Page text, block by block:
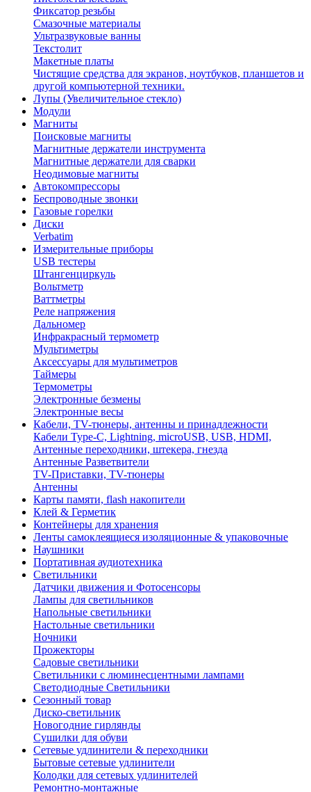
Фиксатор резьбы
Смазочные материалы
Ультразвуковые ванны
Текстолит
Макетные платы
Чистящие средства для экранов, ноутбуков, планшетов и
другой компьютерной техники.
Лупы (Увеличительное стекло)
Модули
Магниты
Поисковые магниты
Магнитные держатели инструмента
Магнитные держатели для сварки
Неодимовые магниты
Автокомпрессоры
Беспроводные звонки
Газовые горелки
Диски
Verbatim
Измерительные приборы
USB тестеры
Штангенциркуль
Вольтметр
Ваттметры
Реле напряжения
Дальномер
Инфракрасный термометр
Мультиметры
Аксессуары для мультиметров
Таймеры
Термометры
Электронные безмены
Электронные весы
Кабели, TV-тюнеры, антенны и принадлежности
Кабели Type-C, Lightning, microUSB, USB, HDMI,
Антенные переходники, штекера, гнезда
Антенные Разветвители
TV-Приставки, TV-тюнеры
Антенны
Карты памяти, flash накопители
Клей & Герметик
Контейнеры для хранения
Ленты самоклеящиеся изоляционные & упаковочные
Наушники
Портативная аудиотехника
Светильники
Датчики движения и Фотосенсоры
Лампы для светильников
Напольные светильники
Настольные светильники
Ночники
Прожекторы
Садовые светильники
Светильники с люминесцентными лампами
Светодиодные Светильники
Сезонный товар
Диско-светильник
Новогодние гирлянды
Сушилки для обуви
Сетевые удлинители & переходники
Бытовые сетевые удлинители
Колодки для сетевых удлинителей
Ремонтно-монтажные